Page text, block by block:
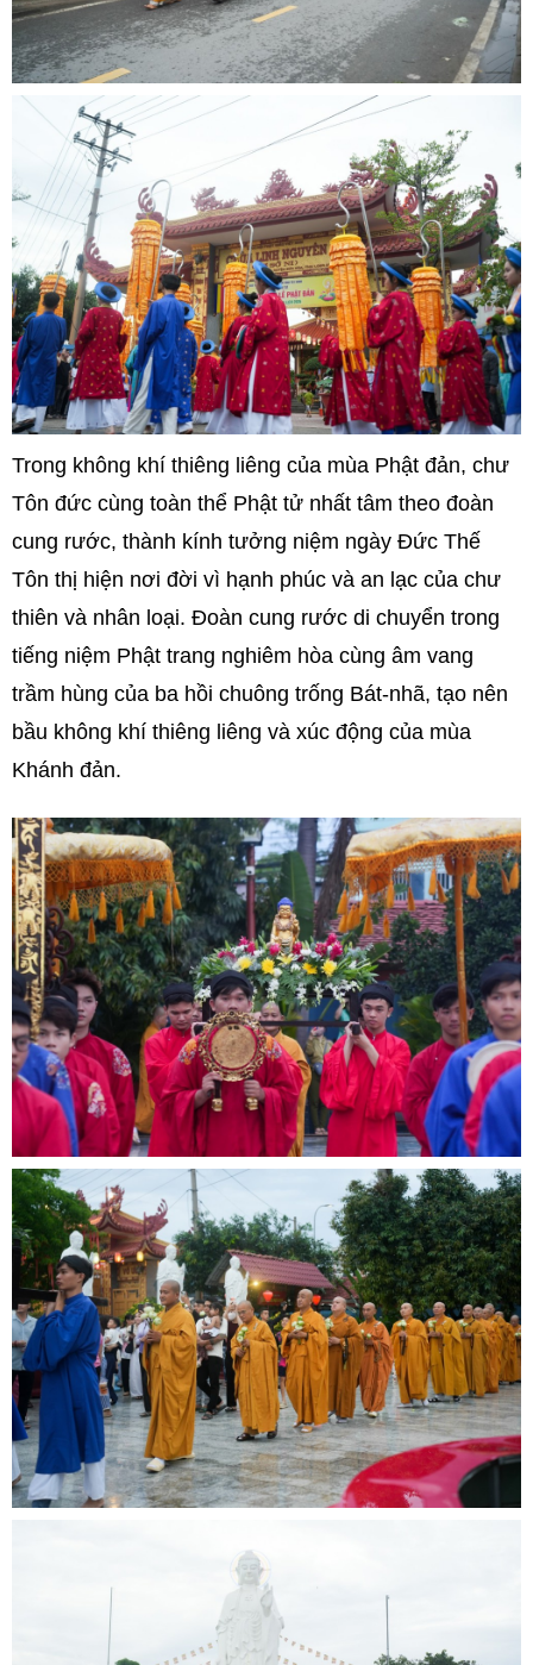
Trong không khí thiêng liêng của mùa Phật đản, chư
Tôn đức cùng toàn thể Phật tử nhất tâm theo đoàn
cung rước, thành kính tưởng niệm ngày Đức Thế
Tôn thị hiện nơi đời vì hạnh phúc và an lạc của chư
thiên và nhân loại. Đoàn cung rước di chuyển trong
tiếng niệm Phật trang nghiêm hòa cùng âm vang
trầm hùng của ba hồi chuông trống Bát-nhã, tạo nên
bầu không khí thiêng liêng và xúc động của mùa
Khánh đản.